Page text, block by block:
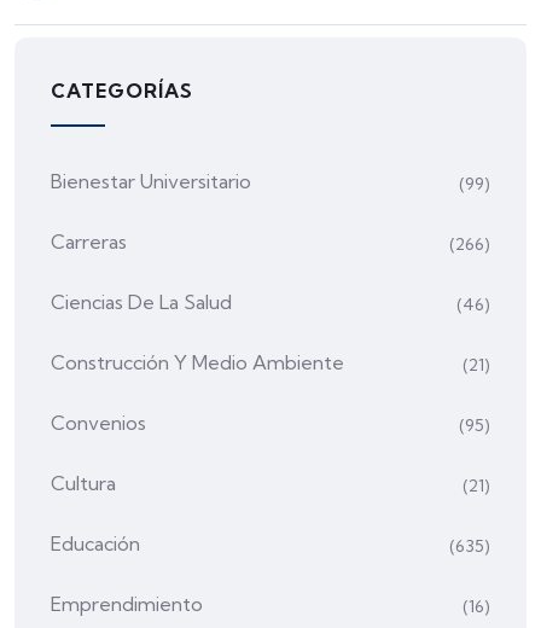
CATEGORÍAS
Bienestar Universitario (99)
Carreras (266)
Ciencias De La Salud (46)
Construcción Y Medio Ambiente (21)
Convenios (95)
Cultura (21)
Educación (635)
Emprendimiento (16)